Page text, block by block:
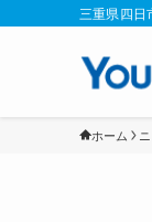
三重県四日
ホーム